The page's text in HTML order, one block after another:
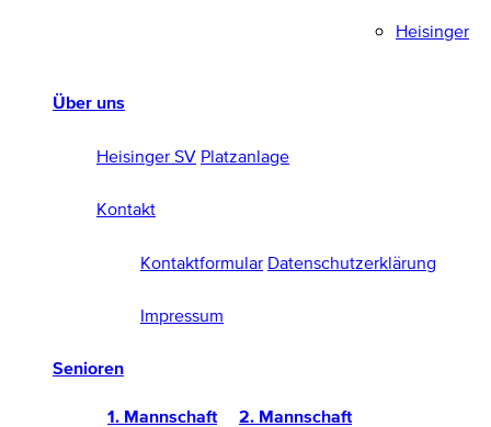
1952/96 E.V.
Über uns
Heisinger SV Platzanlage
Kontakt
Kontaktformular Datenschutzerklärung
Impressum
Senioren
1. Mannschaft 2. Mannschaft
Heisinger